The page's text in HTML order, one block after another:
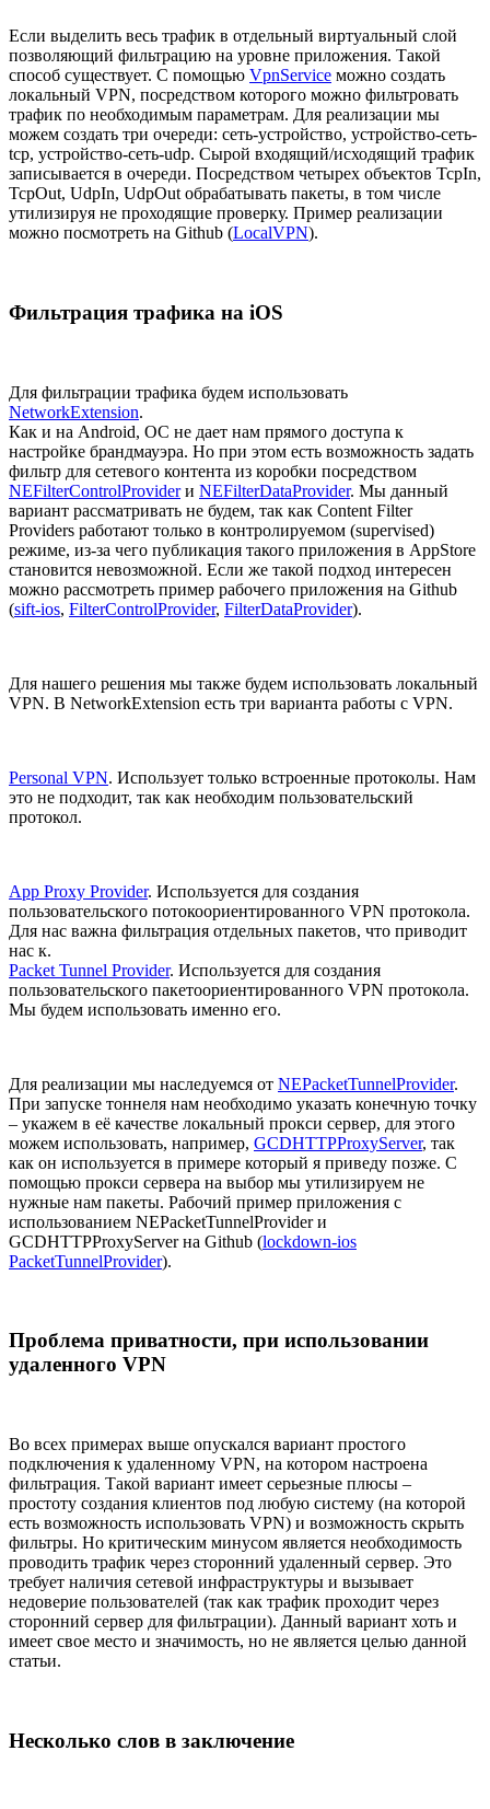
Если выделить весь трафик в отдельный виртуальный слой
позволяющий фильтрацию на уровне приложения. Такой
способ существует. С помощью VpnService можно создать
локальный VPN, посредством которого можно фильтровать
трафик по необходимым параметрам. Для реализации мы
можем создать три очереди: сеть-устройство, устройство-сеть-
tcp, устройство-сеть-udp. Сырой входящий/исходящий трафик
записывается в очереди. Посредством четырех объектов TcpIn,
TcpOut, UdpIn, UdpOut обрабатывать пакеты, в том числе
утилизируя не проходящие проверку. Пример реализации
можно посмотреть на Github (LocalVPN).
Фильтрация трафика на iOS
Для фильтрации трафика будем использовать
NetworkExtension.
Как и на Android, ОС не дает нам прямого доступа к
настройке брандмауэра. Но при этом есть возможность задать
фильтр для сетевого контента из коробки посредством
NEFilterControlProviderи NEFilterDataProvider. Мы данный
вариант рассматривать не будем, так как Content Filter
Providers работают только в контролируемом (supervised)
режиме, из-за чего публикация такого приложения в AppStore
становится невозможной. Если же такой подход интересен
можно рассмотреть пример рабочего приложения на Github
(sift-ios, FilterControlProvider, FilterDataProvider).
Для нашего решения мы также будем использовать локальный
VPN. В NetworkExtension есть три варианта работы с VPN.
Personal VPN. Использует только встроенные протоколы. Нам
это не подходит, так как необходим пользовательский
протокол.
App Proxy Provider. Используется для создания
пользовательского потокоориентированного VPN протокола.
Для нас важна фильтрация отдельных пакетов, что приводит
нас к.
Packet Tunnel Provider. Используется для создания
пользовательского пакетоориентированного VPN протокола.
Мы будем использовать именно его.
Для реализации мы наследуемся от NEPacketTunnelProvider.
При запуске тоннеля нам необходимо указать конечную точку
– укажем в её качестве локальный прокси сервер, для этого
можем использовать, например, GCDHTTPProxyServer, так
как он используется в примере который я приведу позже. С
помощью прокси сервера на выбор мы утилизируем не
нужные нам пакеты. Рабочий пример приложения с
использованием NEPacketTunnelProvider и
GCDHTTPProxyServer на Github (lockdown-ios
PacketTunnelProvider).
Проблема приватности, при использовании
удаленного VPN
Во всех примерах выше опускался вариант простого
подключения к удаленному VPN, на котором настроена
фильтрация. Такой вариант имеет серьезные плюсы –
простоту создания клиентов под любую систему (на которой
есть возможность использовать VPN) и возможность скрыть
фильтры. Но критическим минусом является необходимость
проводить трафик через сторонний удаленный сервер. Это
требует наличия сетевой инфраструктуры и вызывает
недоверие пользователей (так как трафик проходит через
сторонний сервер для фильтрации). Данный вариант хоть и
имеет свое место и значимость, но не является целью данной
статьи.
Несколько слов в заключение